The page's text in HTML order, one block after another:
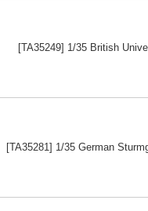
[TA35249] 1/35 British
[TA35281] 1/35 German